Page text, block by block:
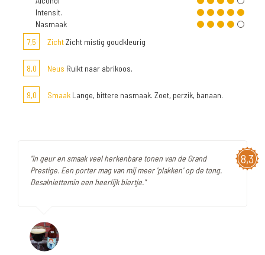
Intensit.
Nasmaak
7,5
ZichtZicht mistig goudkleurig
8,0 Neus Ruikt naar abrikoos.
9,0 Smaak Lange, bittere nasmaak. Zoet, perzik, banaan.
8,3
"In geur en smaak veel herkenbare tonen van de Grand
Prestige. Een porter mag van mij meer 'plakken' op de tong.
Desalniettemin een heerlijk biertje."